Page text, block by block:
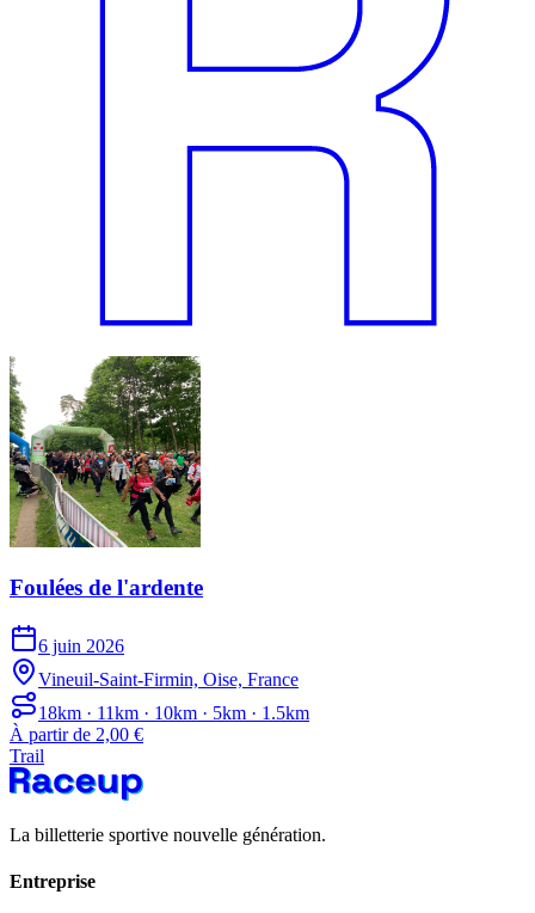
Foulées de l'ardente
6 juin 2026
Vineuil-Saint-Firmin, Oise, France
18km · 11km · 10km · 5km · 1.5km
À partir de 2,00 €
Trail
La billetterie sportive nouvelle génération.
Entreprise